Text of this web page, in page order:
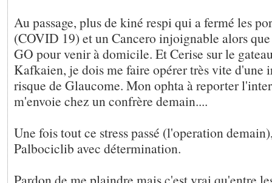
Au passage, plus de kiné respi qui a fermé les
(COVID 19) et un Cancero injoignable alors
GO pour venir à domicile. Et Cerise sur le
Kafkaien, je dois me faire opérer très vite d'une
risque de Glaucome. Mon ophta à reporter
m'envoie chez un confrère demain....
Une fois tout ce stress passé (l'operation
Palbociclib avec détermination.